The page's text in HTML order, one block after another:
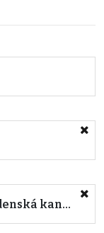
Maroš Šimák (Znalecká a poradenská kancelář s.r.o.)